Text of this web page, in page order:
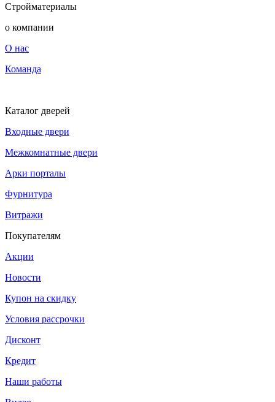
Стройматериалы
о компании
О нас
Команда
Каталог дверей
Входные двери
Межкомнатные двери
Арки порталы
Фурнитура
Витражи
Покупателям
Акции
Новости
Купон на скидку
Условия рассрочки
Дисконт
Кредит
Наши работы